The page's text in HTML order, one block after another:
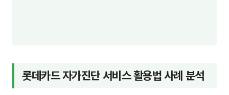
롯데카드 자가진단 서비스 활용법 사례 분석